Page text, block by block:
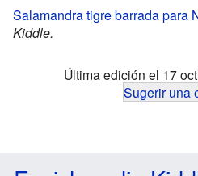
Salamandra tigre barrada para
Kiddle.
Última edición el 17
Sugerir una